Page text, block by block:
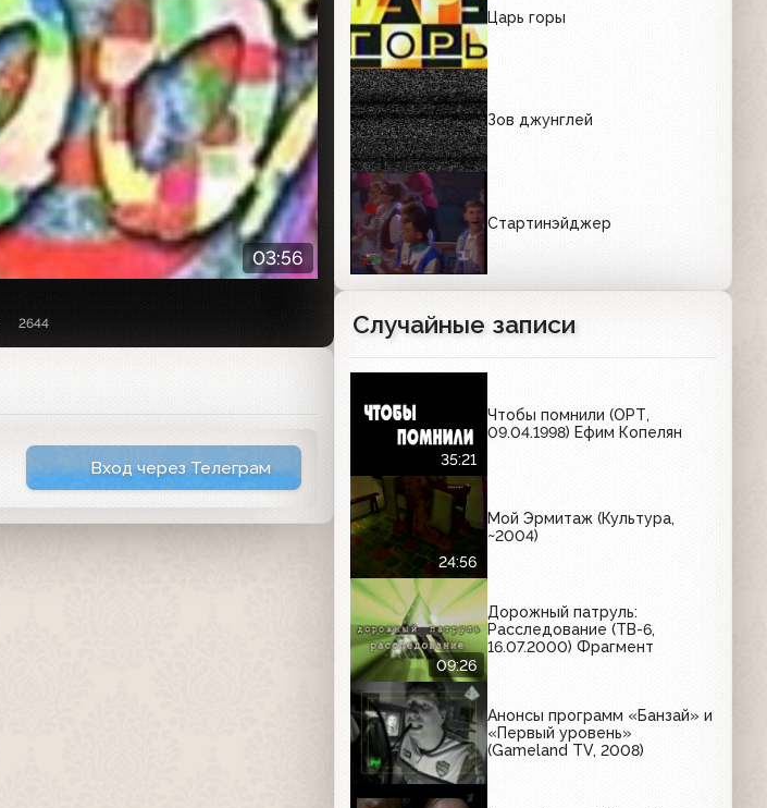
03:56
2644
Вход через Телеграм
Царь горы
Зов джунглей
Стартинэйджер
Случайные записи
35:21
Чтобы помнили (ОРТ,
09.04.1998) Ефим Копелян
24:56
Мой Эрмитаж (Культура,
~2004)
09:26
Дорожный патруль:
Расследование (ТВ-6,
16.07.2000) Фрагмент
Анонсы программ «Банзай» и
«Первый уровень»
(Gameland TV, 2008)